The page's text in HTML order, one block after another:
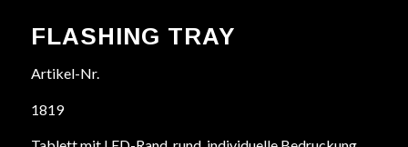
FLASHING TRAY
Artikel-Nr.
1819